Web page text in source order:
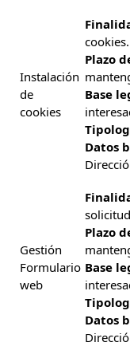
Instalación
de
cookies
cookies.
Plazo
Base
Datos
Gestión
Formulario
web
Plazo
Base
Datos